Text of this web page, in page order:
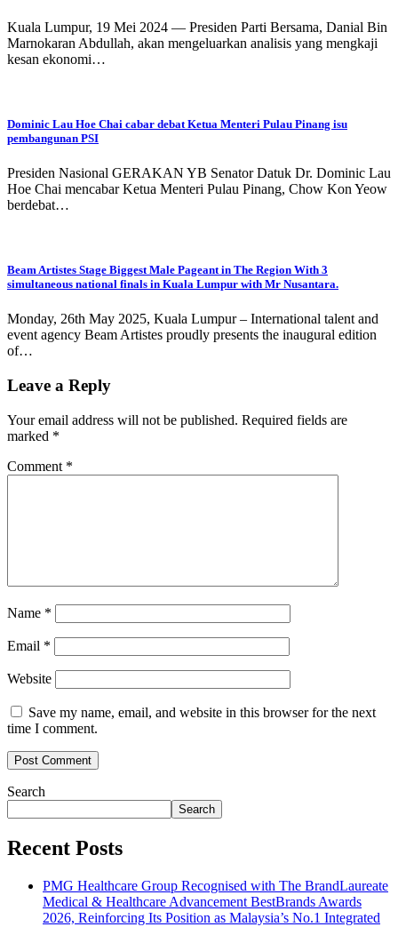
Kuala Lumpur, 19 Mei 2024 — Presiden Parti Bersama, Danial Bin
Marnokaran Abdullah, akan mengeluarkan analisis yang mengkaji
kesan ekonomi…
Dominic Lau Hoe Chai cabar debat Ketua Menteri Pulau Pinang isu
pembangunan PSI
Presiden Nasional GERAKAN YB Senator Datuk Dr. Dominic Lau
Hoe Chai mencabar Ketua Menteri Pulau Pinang, Chow Kon Yeow
berdebat…
Beam Artistes Stage Biggest Male Pageant in The Region With 3
simultaneous national finals in Kuala Lumpur with Mr Nusantara.
Monday, 26th May 2025, Kuala Lumpur – International talent and
event agency Beam Artistes proudly presents the inaugural edition
of…
Leave a Reply
Your email address will not be published. Required fields are
marked *
Comment *
Name *
Email *
Website
Save my name, email, and website in this browser for the next
time I comment.
Search
Search
Recent Posts
PMG Healthcare Group Recognised with The BrandLaureate
Medical & Healthcare Advancement BestBrands Awards
2026, Reinforcing Its Position as Malaysia’s No.1 Integrated